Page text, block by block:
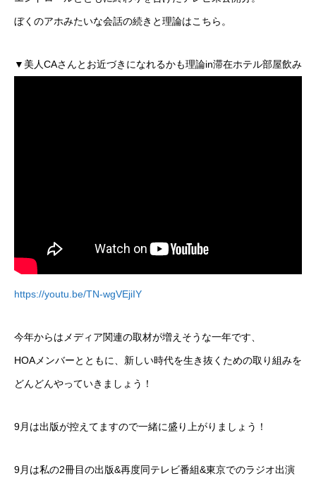
ぼくのアホみたいな会話の続きと理論はこちら。
▼美人CAさんとお近づきになれるかも理論in滞在ホテル部屋飲み
https://youtu.be/TN-wgVEjiIY
今年からはメディア関連の取材が増えそうな一年です、
HOAメンバーとともに、新しい時代を生き抜くための取り組みを
どんどんやっていきましょう！
9月は出版が控えてますので一緒に盛り上がりましょう！
9月は私の2冊目の出版&再度同テレビ番組&東京でのラジオ出演